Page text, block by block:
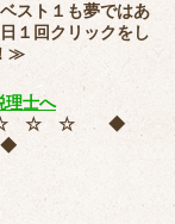
スト１も夢ではあ
１回クリックをし
≫
☆ ☆ ◆